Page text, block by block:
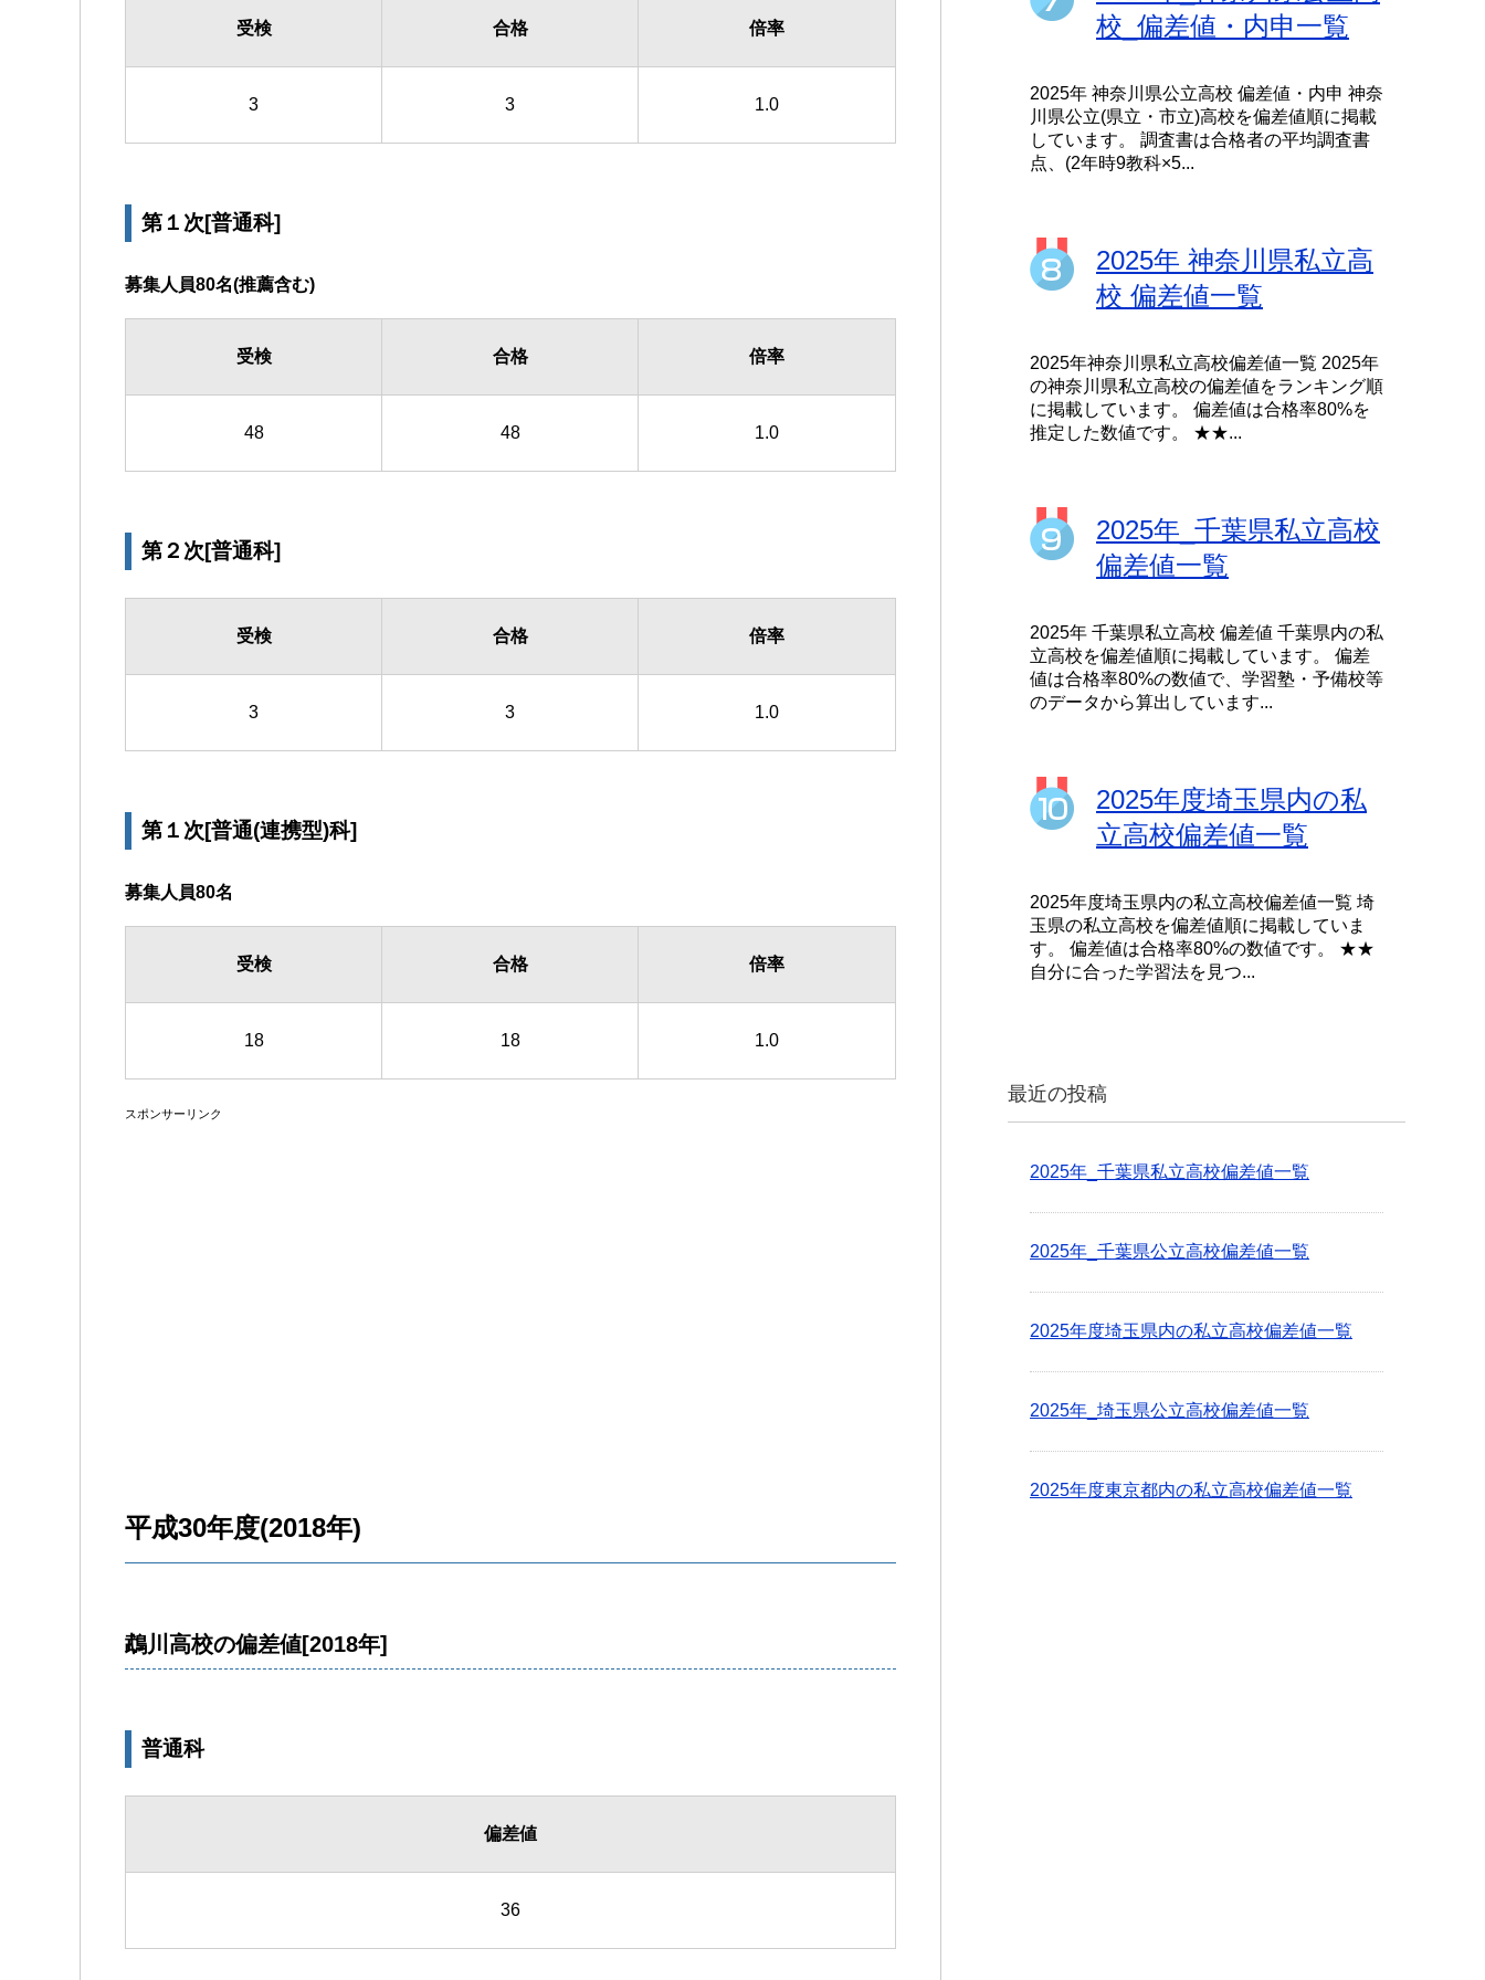
受検 合格 倍率
3 3 1.0
第１次[普通科]
募集人員80名(推薦含む)
受検 合格 倍率
48 48 1.0
第２次[普通科]
受検 合格 倍率
3 3 1.0
第１次[普通(連携型)科]
募集人員80名
受検 合格 倍率
18 18 1.0
スポンサーリンク
平成30年度(2018年)
鵡川高校の偏差値[2018年]
普通科
偏差値
36
校_偏差値・内申一覧
2025年 神奈川県公立高校 偏差値・内申 神奈
川県公立(県立・市立)高校を偏差値順に掲載
しています。 調査書は合格者の平均調査書
点、(2年時9教科×5...
2025年 神奈川県私立高
校 偏差値一覧
2025年神奈川県私立高校偏差値一覧 2025年
の神奈川県私立高校の偏差値をランキング順
に掲載しています。 偏差値は合格率80%を
推定した数値です。 ★★...
2025年_千葉県私立高校
偏差値一覧
2025年 千葉県私立高校 偏差値 千葉県内の私
立高校を偏差値順に掲載しています。 偏差
値は合格率80%の数値で、学習塾・予備校等
のデータから算出しています...
2025年度埼玉県内の私
立高校偏差値一覧
2025年度埼玉県内の私立高校偏差値一覧 埼
玉県の私立高校を偏差値順に掲載していま
す。 偏差値は合格率80%の数値です。 ★★
自分に合った学習法を見つ...
最近の投稿
2025年_千葉県私立高校偏差値一覧
2025年_千葉県公立高校偏差値一覧
2025年度埼玉県内の私立高校偏差値一覧
2025年_埼玉県公立高校偏差値一覧
2025年度東京都内の私立高校偏差値一覧